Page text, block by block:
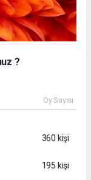
?
Oy Sayısı
360 kişi
195 kişi